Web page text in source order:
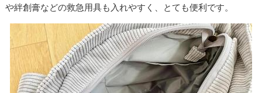
や絆創膏などの救急用具も入れやすく、とても便利です。